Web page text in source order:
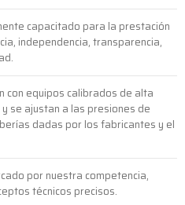
capacitado para la prestación
independencia, transparencia,
con equipos calibrados de alta
se ajustan a las presiones de
dadas por los fabricantes y el
por nuestra competencia,
técnicos precisos.